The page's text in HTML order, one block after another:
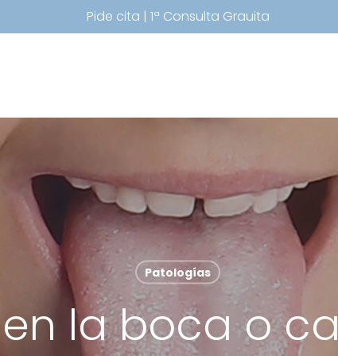
Pide cita | 1ª Consulta Grauita
Patologías
la boca o